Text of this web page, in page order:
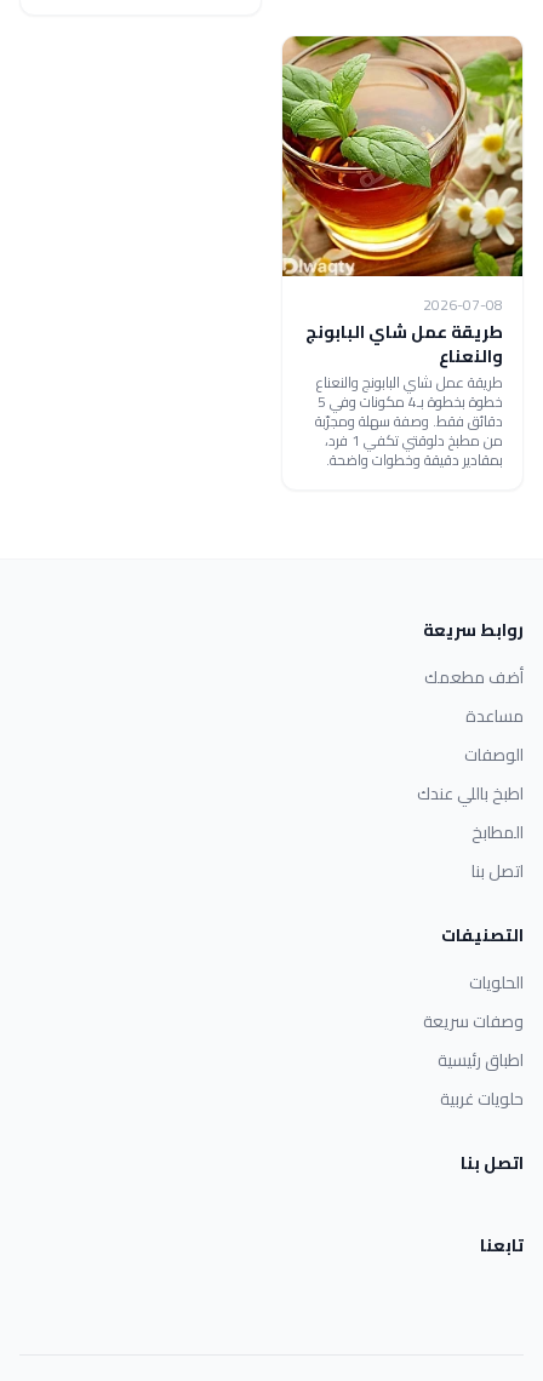
2026-07-08
طريقة عمل شاي البابونج
والنعناع
طريقة عمل شاي البابونج والنعناع
خطوة بخطوة بـ4 مكونات وفي 5
دقائق فقط. وصفة سهلة ومجرّبة
من مطبخ دلوقتي تكفي 1 فرد،
بمقادير دقيقة وخطوات واضحة.
روابط سريعة
أضف مطعمك
مساعدة
الوصفات
اطبخ باللي عندك
المطابخ
اتصل بنا
التصنيفات
الحلويات
وصفات سريعة
اطباق رئيسية
حلويات غربية
اتصل بنا
تابعنا